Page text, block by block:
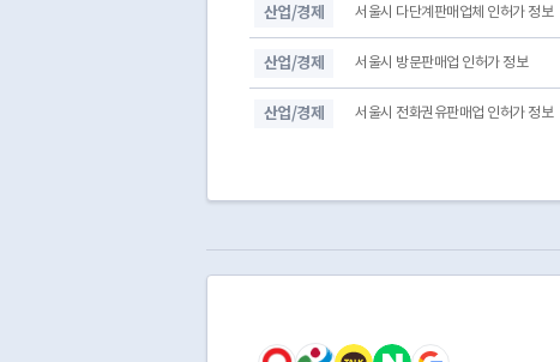
산업/경제 서울시 다단계판매업체 인허가 정보
산업/경제 서울시 방문판매업 인허가 정보
산업/경제 서울시 전화권유판매업 인허가 정보